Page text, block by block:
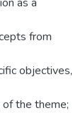
from
objectives,
the theme;